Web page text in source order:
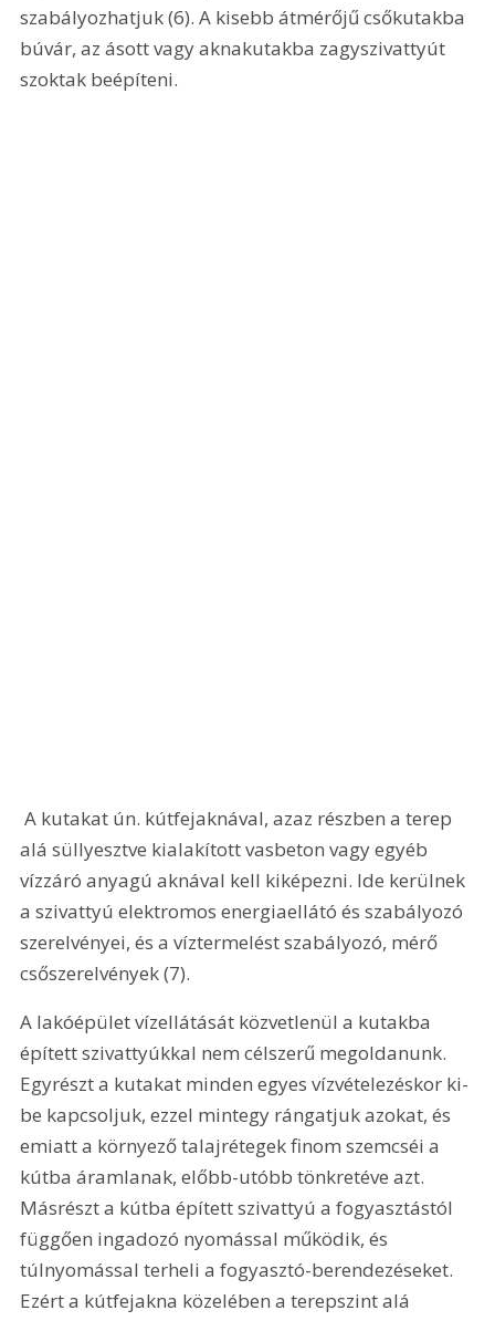
szabályozhatjuk (6). A kisebb átmérőjű csőkutakba
búvár, az ásott vagy aknakutakba zagyszivattyút
szoktak beépíteni.
A kutakat ún. kútfejaknával, azaz részben a terep
alá süllyesztve kialakított vasbeton vagy egyéb
vízzáró anyagú aknával kell kiképezni. Ide kerülnek
a szivattyú elektromos energiaellátó és szabályozó
szerelvényei, és a víztermelést szabályozó, mérő
csőszerelvények (7).
A lakóépület vízellátását közvetlenül a kutakba
épített szivattyúkkal nem célszerű megoldanunk.
Egyrészt a kutakat minden egyes vízvételezéskor ki-
be kapcsoljuk, ezzel mintegy rángatjuk azokat, és
emiatt a környező talajrétegek finom szemcséi a
kútba áramlanak, előbb-utóbb tönkretéve azt.
Másrészt a kútba épített szivattyú a fogyasztástól
függően ingadozó nyomással működik, és
túlnyomással terheli a fogyasztó-berendezéseket.
Ezért a kútfejakna közelében a terepszint alá